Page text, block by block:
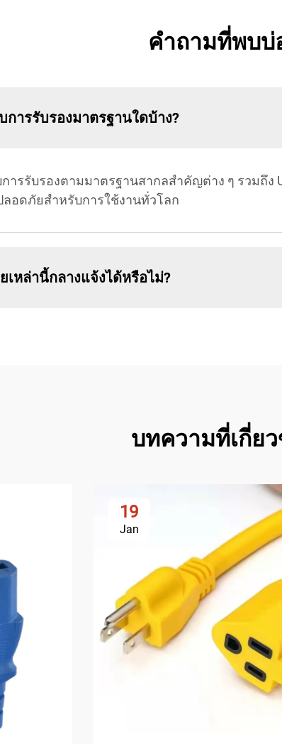
คำถามที่พบบ่
ารรับรองมาตรฐานใดบ้าง?
ารรับรองตามมาตรฐานสากลสำคัญต่าง ๆ รวมถึง
อดภัยสำหรับการใช้งานทั่วโลก
หล่านี้กลางแจ้งได้หรือไม่?
บทความที่เกี่ย
19
Jan